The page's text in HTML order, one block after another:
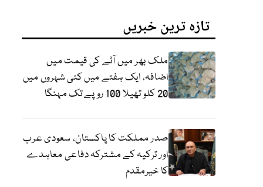
تازہ ترین خبریں
ملک بھر میں آٹے کی قیمت میں
اضافہ، ایک ہفتے میں کئی شہروں میں
20 کلو تھیلا 100 روپے تک مہنگا
صدر مملکت کا پاکستان، سعودی عرب
اور ترکیہ کے مشترکہ دفاعی معاہدے
کا خیرمقدم